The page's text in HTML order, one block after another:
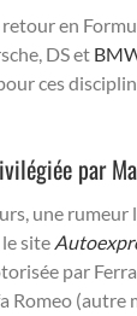
en
DS et
ces
par
une
le site
par
Romeo (autre